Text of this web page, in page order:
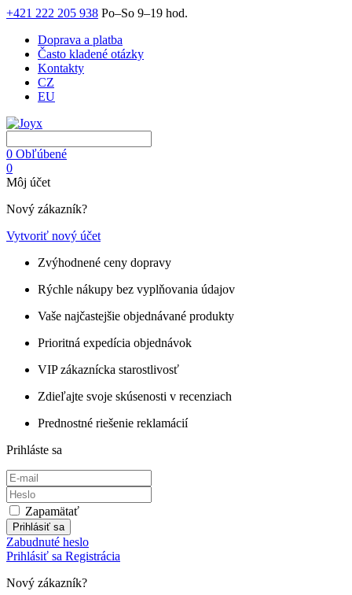
+421 222 205 938 Po–So 9–19 hod.
Doprava a platba
Často kladené otázky
Kontakty
CZ
EU
0 Obľúbené
0
Môj účet
Nový zákazník?
Vytvoriť nový účet
Zvýhodnené ceny dopravy
Rýchle nákupy bez vyplňovania údajov
Vaše najčastejšie objednávané produkty
Prioritná expedícia objednávok
VIP zákaznícka starostlivosť
Zdieľajte svoje skúsenosti v recenziach
Prednostné riešenie reklamácií
Prihláste sa
Zapamätať
Prihlásiť sa
Zabudnuté heslo
Prihlásiť sa Registrácia
Nový zákazník?